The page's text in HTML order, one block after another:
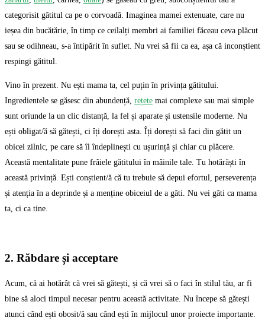
categorisit gătitul ca pe o corvoadă. Imaginea mamei extenuate, care nu
ieșea din bucătărie, în timp ce ceilalți membri ai familiei făceau ceva plăcut
sau se odihneau, s-a întipărit în suflet. Nu vrei să fii ca ea, așa că inconștient
respingi gătitul.
Vino în prezent. Nu ești mama ta, cel puțin în privința gătitului.
Ingredientele se găsesc din abundență, rețete mai complexe sau mai simple
sunt oriunde la un clic distanță, la fel și aparate și ustensile moderne. Nu
ești obligat/ă să gătești, ci îți dorești asta. Îți dorești să faci din gătit un
obicei zilnic, pe care să îl îndeplinești cu ușurință și chiar cu plăcere.
Această mentalitate pune frâiele gătitului în mâinile tale. Tu hotărăști în
această privință. Ești conștient/ă că tu trebuie să depui efortul, perseverența
și atenția în a deprinde și a menține obiceiul de a găti. Nu vei găti ca mama
ta, ci ca tine.
2. Răbdare și acceptare
Acum, că ai hotărât că vrei să gătești, și că vrei să o faci în stilul tău, ar fi
bine să aloci timpul necesar pentru această activitate. Nu începe să gătești
atunci când ești obosit/ă sau când ești în mijlocul unor proiecte importante.